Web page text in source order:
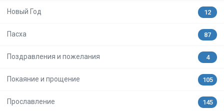
Новый Год 12
Пасха 87
Поздравления и пожелания 4
Покаяние и прощение 105
Прославление 145